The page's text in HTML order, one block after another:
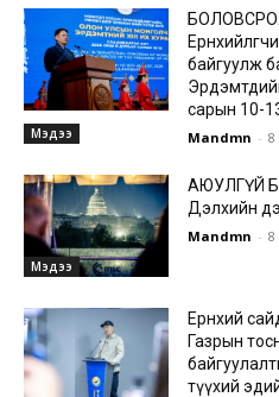
Мэдээ
байгуулж
сарын 10-
Mandmn - 8
Мэдээ
АЮУЛГҮЙ
Дэлхийн
Mandmn - 8
Ерөнхий
Газрын
түүхий